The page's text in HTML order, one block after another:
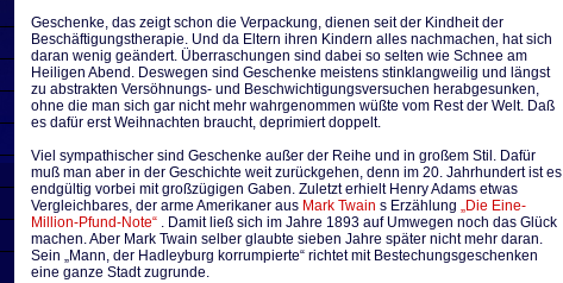
Geschenke, das zeigt schon die Verpackung, dienen seit der Kindheit der
Beschäftigungstherapie. Und da Eltern ihren Kindern alles nachmachen, hat sich
daran wenig geändert. Überraschungen sind dabei so selten wie Schnee am
Heiligen Abend. Deswegen sind Geschenke meistens stinklangweilig und längst
zu abstrakten Versöhnungs- und Beschwichtigungsversuchen herabgesunken,
ohne die man sich gar nicht mehr wahrgenommen wüßte vom Rest der Welt. Daß
es dafür erst Weihnachten braucht, deprimiert doppelt.
Viel sympathischer sind Geschenke außer der Reihe und in großem Stil. Dafür
muß man aber in der Geschichte weit zurückgehen, denn im 20. Jahrhundert ist es
endgültig vorbei mit großzügigen Gaben. Zuletzt erhielt Henry Adams etwas
Vergleichbares, der arme Amerikaner aus Mark Twain s Erzählung „Die Eine-
Million-Pfund-Note“ . Damit ließ sich im Jahre 1893 auf Umwegen noch das Glück
machen. Aber Mark Twain selber glaubte sieben Jahre später nicht mehr daran.
Sein „Mann, der Hadleyburg korrumpierte“ richtet mit Bestechungsgeschenken
eine ganze Stadt zugrunde.